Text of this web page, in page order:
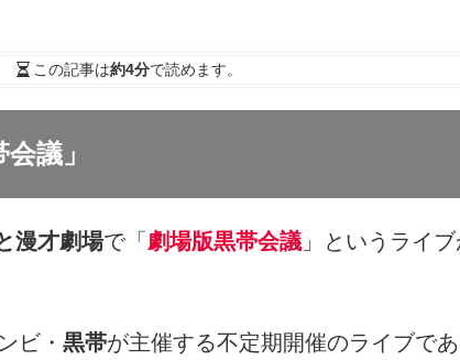
この記事は約4分で読めます。
議」
漫才劇場で「 劇場版黒帯会議 」というライ
ビ・ 黒帯が主催する不定期開催のライブで